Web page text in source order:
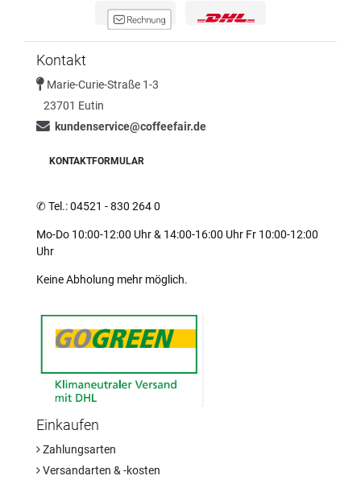
Kontakt
Marie-Curie-Straße 1-3
23701 Eutin
kundenservice@coffeefair.de
KONTAKTFORMULAR
✆Tel.: 04521 - 830 264 0
Mo-Do 10:00-12:00 Uhr & 14:00-16:00 Uhr Fr 10:00-12:00
Uhr
Keine Abholung mehr möglich.
Einkaufen
Zahlungsarten
Versandarten & -kosten